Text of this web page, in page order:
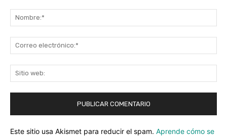
Este sitio usa Akismet para reducir el spam. Aprende cómo se